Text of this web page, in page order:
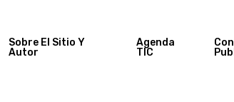
Sobre El Sitio Y
Autor
Agenda
TIC